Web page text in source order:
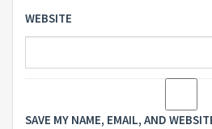
WEBSITE
SAVE MY NAME, EMAIL, AND